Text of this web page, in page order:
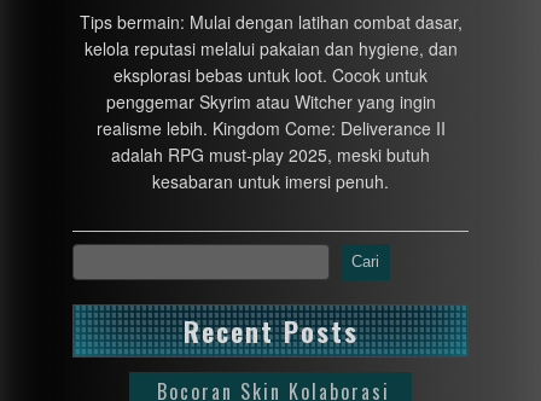
Tips bermain: Mulai dengan latihan combat dasar,
kelola reputasi melalui pakaian dan hygiene, dan
eksplorasi bebas untuk loot. Cocok untuk
penggemar Skyrim atau Witcher yang ingin
realisme lebih. Kingdom Come: Deliverance II
adalah RPG must-play 2025, meski butuh
kesabaran untuk imersi penuh.
Cari
Recent Posts
Bocoran Skin Kolaborasi